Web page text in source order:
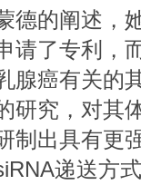
德的阐述，
请了专利，
腺癌有关的
研究，对其
制出具有更
递送方